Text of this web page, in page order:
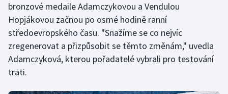
Plavání
Plážový volejbal
Ragby
bronzové medaile Adamczykovou a Vendulou
Hopjákovou začnou po osmé hodině ranní
středoevropského času. "Snažíme se co nejvíc
zregenerovat a přizpůsobit se těmto změnám," uvedla
Adamczyková, kterou pořadatelé vybrali pro testování
trati.